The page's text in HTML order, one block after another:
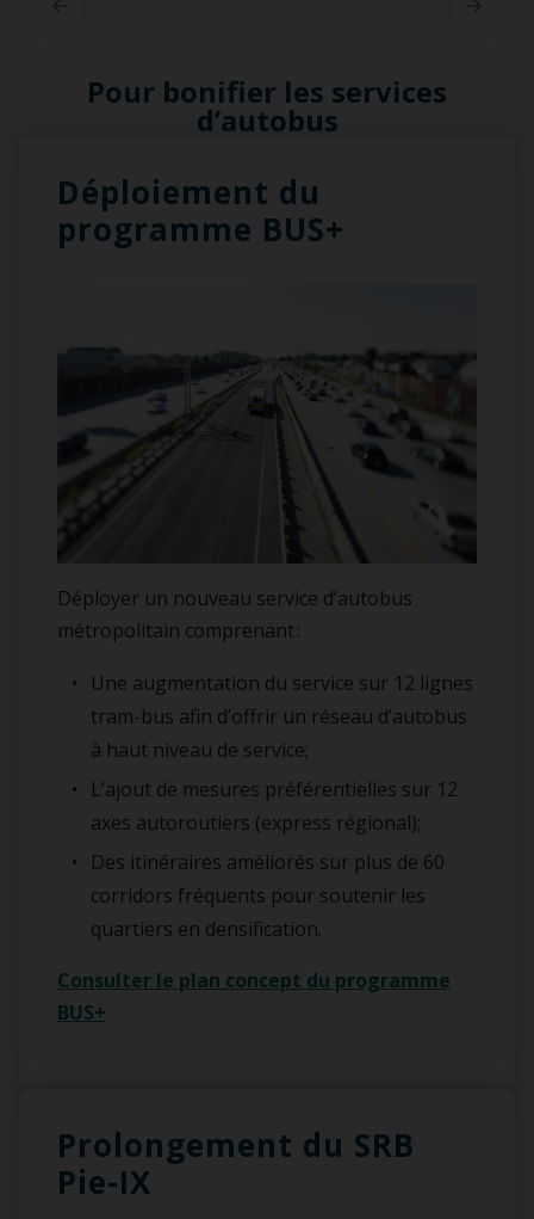
Pour bonifier les services
d’autobus
Déploiement du
programme BUS+
Déployer un nouveau service d’autobus
métropolitain comprenant :
Une augmentation du service sur 12 lignes
tram-bus afin d’offrir un réseau d’autobus
à haut niveau de service;
L’ajout de mesures préférentielles sur 12
axes autoroutiers (express régional);
Des itinéraires améliorés sur plus de 60
corridors fréquents pour soutenir les
quartiers en densification.
Consulter le plan concept du programme
BUS+
Prolongement du SRB
Pie-IX